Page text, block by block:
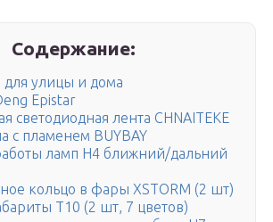
Содержание:
для улицы и дома
Epistar
светодиодная лента CHNAITEKE
с пламенем BUYBAY
ламп H4 ближний/дальний
кольцо в фары XSTORM (2 шт)
T10 (2 шт, 7 цветов)